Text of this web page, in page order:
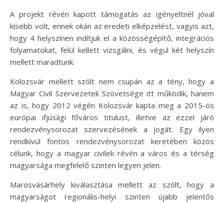
A projekt révén kapott támogatás az igényeltnél jóval
kisebb volt, ennek okán az eredeti elképzelést, vagyis azt,
hogy 4 helyszínen indítjuk el a közösségépítő, integrációs
folyamatokat, felül kellett vizsgálni, és végül két helyszín
mellett maradtunk.
Kolozsvár mellett szólt nem csupán az a tény, hogy a
Magyar Civil Szervezetek Szövetsége itt működik, hanem
az is, hogy 2012 végén Kolozsvár kapta meg a 2015-ös
európai ifjúsági főváros titulust, illetve az ezzel járó
rendezvénysorozat szervezésének a jogát. Egy ilyen
rendkívül fontos rendezvénysorozat keretében közös
célunk, hogy a magyar civilek révén a város és a térség
magyarsága megfelelő szinten legyen jelen.
Marosvásárhely kiválasztása mellett az szólt, hogy a
magyarságot regionális-helyi szinten újabb jelentős